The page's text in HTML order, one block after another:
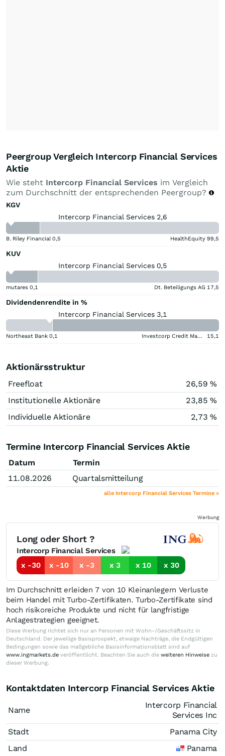
Peergroup Vergleich Intercorp Financial Services
Aktie
Wie steht Intercorp Financial Services im Vergleich
zum Durchschnitt der entsprechenden Peergroup?
KGV
Intercorp Financial Services 2,6
B. Riley Financial 0,5 HealthEquity 99,5
KUV
Intercorp Financial Services 0,5
mutares 0,1 Dt. Beteiligungs AG 17,5
Dividendenrendite in %
Intercorp Financial Services 3,1
Northeast Bank 0,1 Investcorp Credit Management BDC 15,1
Aktionärsstruktur
Freefloat
26,59 %
Institutionelle Aktionäre
23,85 %
Individuelle Aktionäre
2,73 %
Termine Intercorp Financial Services Aktie
Datum
Termin
11.08.2026
Quartalsmitteilung
alle Intercorp Financial Services Termine »
Werbung
Long oder Short ?
Intercorp Financial Services
x -30
x -10 x -3 x 3 x 10 x 30
Im Durchschnitt erleiden 7 von 10 Kleinanlegern Verluste
beim Handel mit Turbo-Zertifikaten. Turbo-Zertifikate sind
hoch risikoreiche Produkte und nicht für langfristige
Anlagestrategien geeignet.
Diese Werbung richtet sich nur an Personen mit Wohn-/Geschäftssitz in
Deutschland. Der jeweilige Basisprospekt, etwaige Nachträge, die Endgültigen
Bedingungen sowie das maßgebliche Basisinformationsblatt sind auf
www.ingmarkets.de veröffentlicht. Beachten Sie auch die weiteren Hinweise zu
dieser Werbung.
Kontaktdaten Intercorp Financial Services Aktie
Name
Intercorp Financial
Services Inc
Stadt
Panama City
Land
Panama